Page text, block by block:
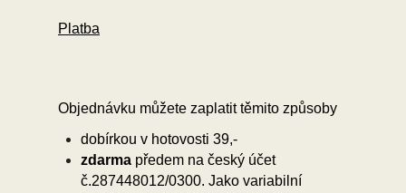
Platba
Objednávku můžete zaplatit těmito způsoby
dobírkou v hotovosti 39,-
zdarma předem na český účet
č.287448012/0300. Jako variabilní